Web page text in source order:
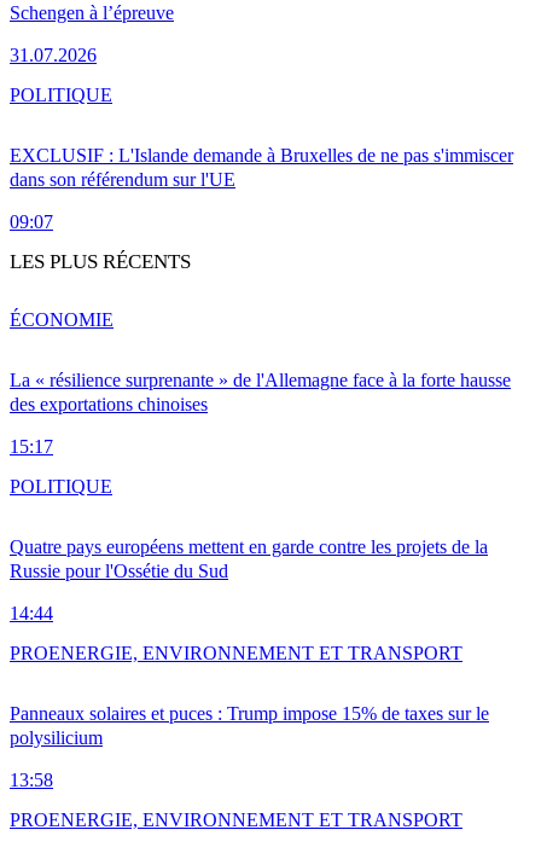
Schengen à l’épreuve
31.07.2026
EXCLUSIF : L'Islande demande à Bruxelles de ne pas s'immiscer
dans son référendum sur l'UE
09:07
POLITIQUE
LES PLUS RÉCENTS
La « résilience surprenante » de l'Allemagne face à la forte hausse
des exportations chinoises
15:17
ÉCONOMIE
Quatre pays européens mettent en garde contre les projets de la
Russie pour l'Ossétie du Sud
14:44
POLITIQUE
Panneaux solaires et puces : Trump impose 15% de taxes sur le
polysilicium
13:58
PROENERGIE, ENVIRONNEMENT ET TRANSPORT
PROENERGIE, ENVIRONNEMENT ET TRANSPORT